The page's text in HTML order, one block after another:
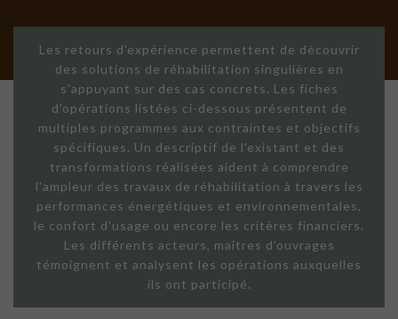
Les retours d'expérience permettent de découvrir
des solutions de réhabilitation singulières en
s'appuyant sur des cas concrets. Les fiches
d'opérations listées ci-dessous présentent de
multiples programmes aux contraintes et objectifs
spécifiques. Un descriptif de l'existant et des
transformations réalisées aident à comprendre
l'ampleur des travaux de réhabilitation à travers les
performances énergétiques et environnementales,
le confort d'usage ou encore les critères financiers.
Les différents acteurs, maîtres d'ouvrages
témoignent et analysent les opérations auxquelles
ils ont participé.